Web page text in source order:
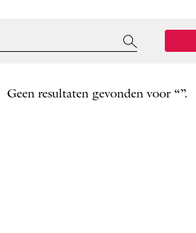
Geen resultaten gevonden voor “”.